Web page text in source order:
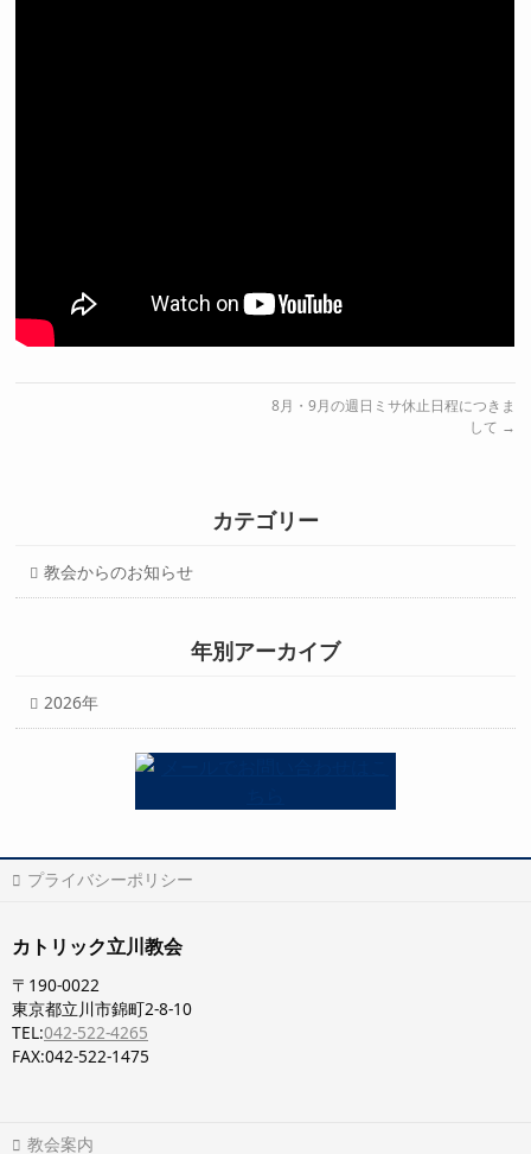
8月・9月の週日ミサ休止日程につきま
して →
カテゴリー
教会からのお知らせ
年別アーカイブ
2026年
プライバシーポリシー
カトリック立川教会
〒190-0022
東京都立川市錦町2-8-10
TEL:042-522-4265
FAX:042-522-1475
教会案内